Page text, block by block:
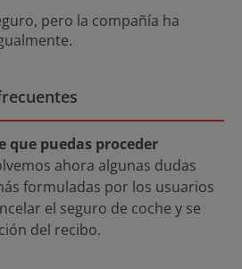
pero la compañía ha
que puedas proceder
ahora algunas dudas
formuladas por los usuarios
el seguro de coche y se
del recibo.